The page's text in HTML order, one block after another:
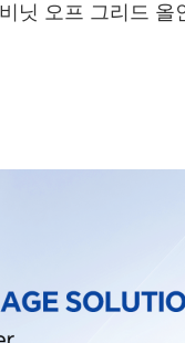
닛 오프 그리드